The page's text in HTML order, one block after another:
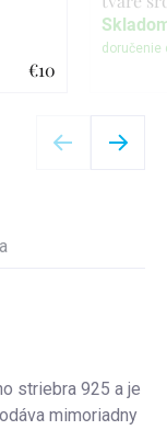
€10
striebra 925 a je
mimoriadny